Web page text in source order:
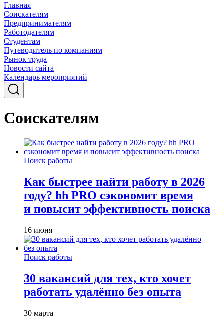
Главная
Соискателям
Предпринимателям
Работодателям
Студентам
Путеводитель по компаниям
Рынок труда
Новости сайта
Календарь мероприятий
Соискателям
Поиск работы
Как быстрее найти работу в 2026
году? hh PRO сэкономит время
и повысит эффективность поиска
16 июня
Поиск работы
30 вакансий для тех, кто хочет
работать удалённо без опыта
30 марта